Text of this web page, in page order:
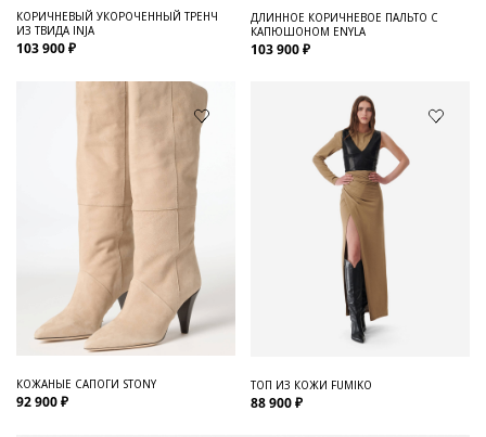
КОРИЧНЕВЫЙ УКОРОЧЕННЫЙ ТРЕНЧ
ИЗ ТВИДА INJA
103 900 ₽
ДЛИННОЕ КОРИЧНЕВОЕ ПАЛЬТО С
КАПЮШОНОМ ENYLA
103 900 ₽
КОЖАНЫЕ САПОГИ STONY
92 900 ₽
ТОП ИЗ КОЖИ FUMIKO
88 900 ₽